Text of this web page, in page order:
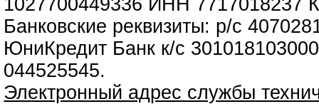
1027700449336 ИНН 7717018237
Банковские реквизиты: р/с
ЮниКредит Банк к/с
044525545.
Электронный адрес службы